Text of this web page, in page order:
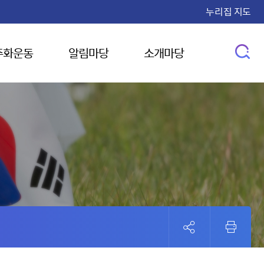
누리집 지도
운동 알림마당 소개마당